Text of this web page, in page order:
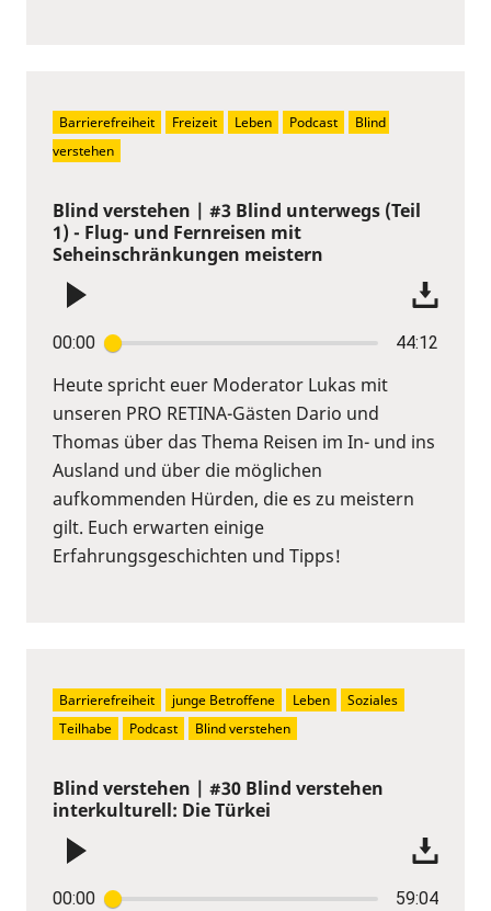
Blind verstehen | #3 Blind unterwegs (Teil
1) - Flug- und Fernreisen mit
Seheinschränkungen meistern
00:00 44:12
Heute spricht euer Moderator Lukas mit
unseren PRO RETINA-Gästen Dario und
Thomas über das Thema Reisen im In- und ins
Ausland und über die möglichen
aufkommenden Hürden, die es zu meistern
gilt. Euch erwarten einige
Erfahrungsgeschichten und Tipps!
Barrierefreiheit Freizeit Leben Podcast
Blind
verstehen
Blind verstehen | #30 Blind verstehen
interkulturell: Die Türkei
00:00 59:04
Barrierefreiheit junge Betroffene Leben
Soziales
Teilhabe
Podcast Blind verstehen